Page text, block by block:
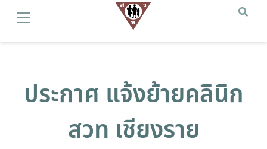
ประกาศ แจ้งย้ายคลินิก
สวท เชียงราย